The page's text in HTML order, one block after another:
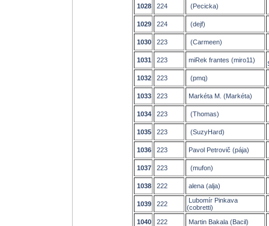
1028 224 (Pecicka)
1029 224 (dejf)
1030 223 (Carmeen)
1031 223 miRek frantes (miro11)
1032
223 (pmq)
1033 223 Markéta M. (Markéta)
1034 223 (Thomas)
1035 223 (SuzyHard)
1036 223 Pavol Petrovič (pája)
1037 223 (mufon)
1038 222 alena (alja)
1039 222
Lubomír Pinkava
(cobretti)
1040
222 Martin Bakala (Bacil)